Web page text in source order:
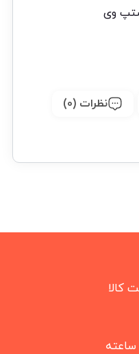
وی
نظرات (0)
کالا